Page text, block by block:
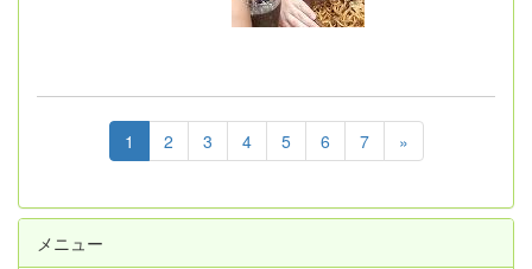
1 2 3 4 5 6 7 »
メニュー